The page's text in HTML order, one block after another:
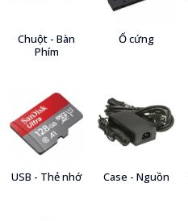
Chuột - Bàn
Phím
Ổ cứng
USB - Thẻ nhớ Case - Nguồn